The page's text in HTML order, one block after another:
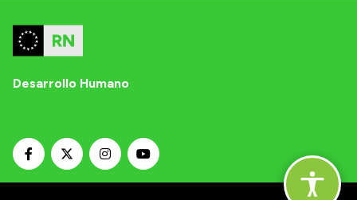
Desarrollo Humano